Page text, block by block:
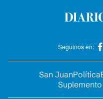
Seguinos en:
San JuanPolítica